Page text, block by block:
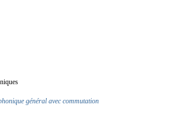
général avec commutation